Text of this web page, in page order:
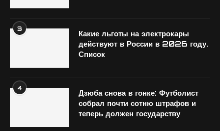
3
Какие льготы на электрокары
действуют в России в 2026 году.
Список
4
Дзюба снова в гонке: Футболист
собрал почти сотню штрафов и
теперь должен государству